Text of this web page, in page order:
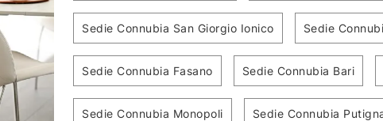
Sedie Connubia San Giorgio Ionico Sedie
Sedie Connubia Fasano Sedie Connubia Bari
Sedie Connubia Monopoli Sedie Connubia